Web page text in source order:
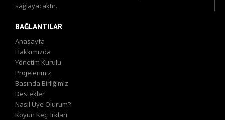
sağlayacaktır.
BAĞLANTILAR
Anasayfa
Hakkımızda
Yönetim Kurulu
Projelerimiz
Basında Birliğimiz
Destekler
Nasıl Üye Olurum?
Koyun Keçi Irkları